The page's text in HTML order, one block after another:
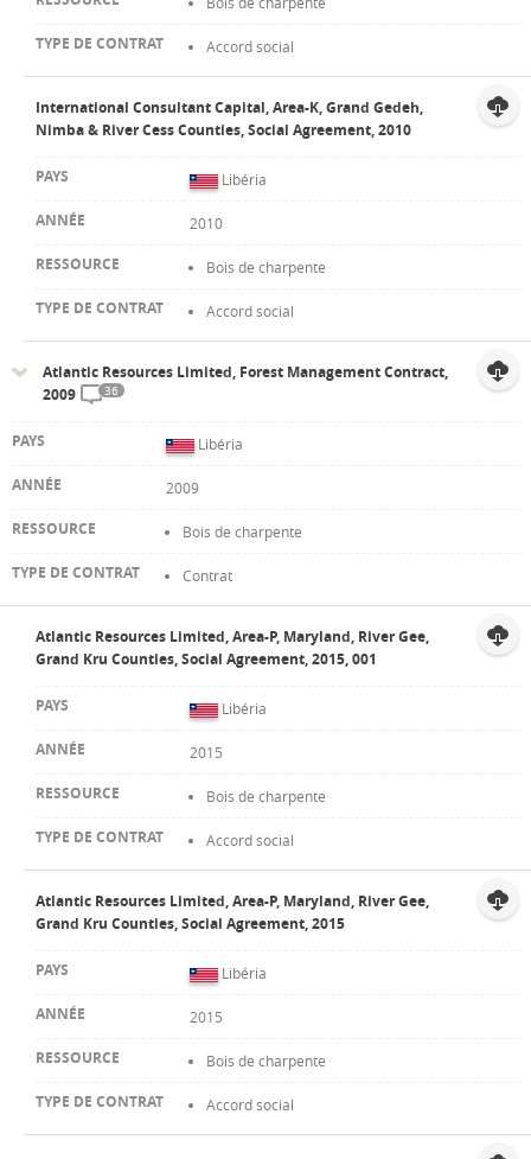
Accord social
International Consultant Capital, Area-K, Grand Gedeh,
Nimba & River Cess Counties, Social Agreement, 2010
Libéria
2010
Bois de charpente
Accord social
Atlantic Resources Limited, Forest Management Contract,
2009
36
Libéria
2009
Bois de charpente
Contrat
Atlantic Resources Limited, Area-P, Maryland, River Gee,
Grand Kru Counties, Social Agreement, 2015, 001
Libéria
2015
Bois de charpente
Accord social
Atlantic Resources Limited, Area-P, Maryland, River Gee,
Grand Kru Counties, Social Agreement, 2015
Libéria
2015
Bois de charpente
Accord social